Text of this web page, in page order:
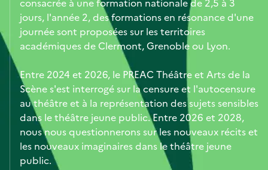
jours, l'année 2, des formations en résonance d'une
journée sont proposées sur les territoires
académiques de Clermont, Grenoble ou Lyon.
Entre 2024 et 2026, le PREAC Théâtre et Arts de la
Scène s'est interrogé sur la censure et l'autocensure
au théâtre et à la représentation des sujets sensibles
dans le théâtre jeune public. Entre 2026 et 2028,
nous nous questionnerons sur les nouveaux récits et
les nouveaux imaginaires dans le théâtre jeune
public.